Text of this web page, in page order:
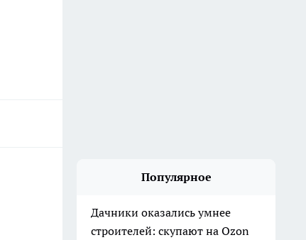
Популярное
Дачники оказались умнее
строителей: скупают на Ozon